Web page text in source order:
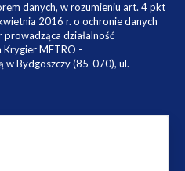
danych, w rozumieniu art. 4 pkt
2016 r. o ochronie danych
działalność
METRO -
w Bydgoszczy (85-070), ul.